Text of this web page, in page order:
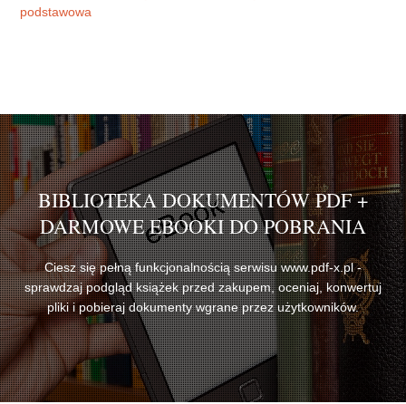
podstawowa
BIBLIOTEKA DOKUMENTÓW PDF +
DARMOWE EBOOKI DO POBRANIA
Ciesz się pełną funkcjonalnością serwisu www.pdf-x.pl -
sprawdzaj podgląd książek przed zakupem, oceniaj, konwertuj
pliki i pobieraj dokumenty wgrane przez użytkowników.